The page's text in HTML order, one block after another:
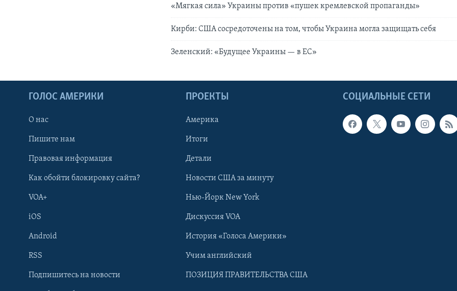
Learning English
«Мягкая сила» Украины против «пушек кремлевской пропаганды»
Кирби: США сосредоточены на том, чтобы Украина могла защищать себя
Зеленский: «Будущее Украины — в ЕС»
СОЦИАЛЬНЫЕ СЕТИ
ГОЛОС АМЕРИКИ
О нас
Пишите нам
Правовая информация
Как обойти блокировку сайта?
VOA+
iOS
Android
RSS
Подпишитесь на новости
ПРОЕКТЫ
Америка
Итоги
Детали
Новости США за минуту
Нью-Йорк New York
Дискуссия VOA
История «Голоса Америки»
Учим английский
ПОЗИЦИЯ ПРАВИТЕЛЬСТВА США